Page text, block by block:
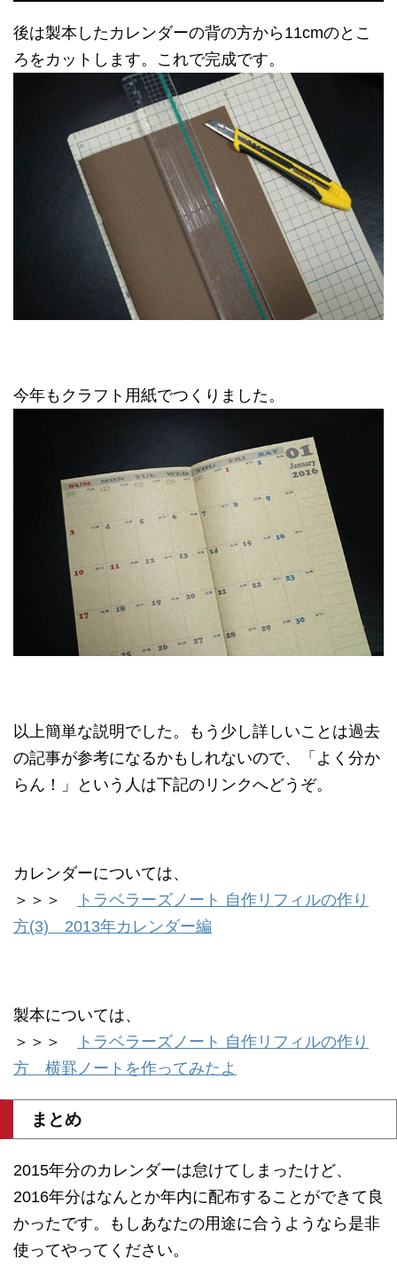
後は製本したカレンダーの背の方から11cmのとこ
ろをカットします。これで完成です。
今年もクラフト用紙でつくりました。
以上簡単な説明でした。もう少し詳しいことは過去
の記事が参考になるかもしれないので、「よく分か
らん！」という人は下記のリンクへどうぞ。
カレンダーについては、
＞＞＞
トラベラーズノート 自作リフィルの作り
方(3) 2013年カレンダー編
製本については、
＞＞＞
トラベラーズノート 自作リフィルの作り
方 横罫ノートを作ってみたよ
まとめ
2015年分のカレンダーは怠けてしまったけど、
2016年分はなんとか年内に配布することができて良
かったです。もしあなたの用途に合うようなら是非
使ってやってください。